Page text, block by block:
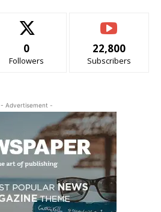
0
Followers
22,800
Subscribers
- Advertisement -